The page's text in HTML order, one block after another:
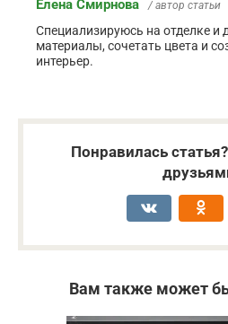
Елена Смирнова / автор статьи
Специализируюсь на отделке и
материалы, сочетать цвета и
интерьер.
Понравилась
Вам также может